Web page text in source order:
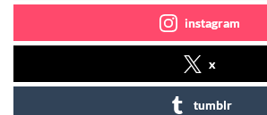
instagram
x
tumblr